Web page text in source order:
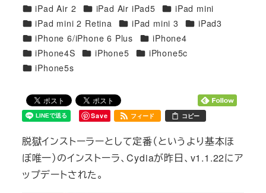
カテゴリー
iPad Air 2 カテゴリー
iPad Air iPad5 カテゴリー
iPad mini
カテゴリー
iPad mini 2 Retina カテゴリー
iPad mini 3 カテゴリー
iPad3
カテゴリー
iPhone 6/iPhone 6 Plus カテゴリー
iPhone4
カテゴリー
iPhone4S カテゴリー
iPhone5 カテゴリー
iPhone5c
カテゴリー
iPhone5s
Save フィード コピー
脱獄インストーラーとして定番（というより基本ほ
ぼ唯一）のインストーラ、Cydiaが昨日、v1.1.22にア
ップデートされた。